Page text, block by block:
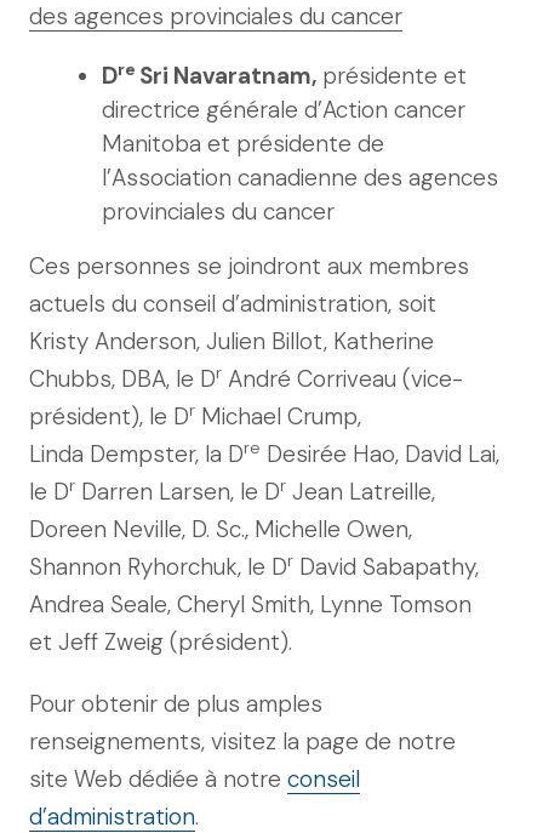
des agences provinciales du cancer
Dre Sri Navaratnam, présidente et
directrice générale d’Action cancer
Manitoba et présidente de
l’Association canadienne des agences
provinciales du cancer
Ces personnes se joindront aux membres
actuels du conseil d’administration, soit
Kristy Anderson, Julien Billot, Katherine
Chubbs, DBA, le Dr André Corriveau (vice-
président), le Dr Michael Crump,
Linda Dempster, la Dre Desirée Hao, David Lai,
le Dr Darren Larsen, le Dr Jean Latreille,
Doreen Neville, D. Sc., Michelle Owen,
Shannon Ryhorchuk, le Dr David Sabapathy,
Andrea Seale, Cheryl Smith, Lynne Tomson
et Jeff Zweig (président).
Pour obtenir de plus amples
renseignements, visitez la page de notre
site Web dédiée à notre conseil
d’administration.